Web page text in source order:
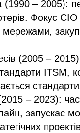
(1990 – 2005):
Фокус
(2005 –
ITSM,
– 2023):
запускає